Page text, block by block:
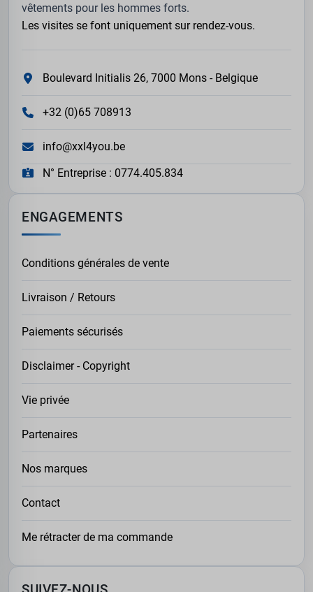
vêtements pour les hommes forts.
Les visites se font uniquement sur rendez-vous.
Boulevard Initialis 26, 7000 Mons - Belgique
+32 (0)65 708913
info@xxl4you.be
N° Entreprise : 0774.405.834
ENGAGEMENTS
Conditions générales de vente
Livraison / Retours
Paiements sécurisés
Disclaimer - Copyright
Vie privée
Partenaires
Nos marques
Contact
Me rétracter de ma commande